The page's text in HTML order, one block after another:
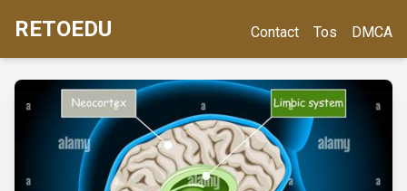
RETOEDU Contact Tos DMCA